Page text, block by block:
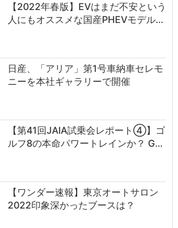
【2022年春版】EVはまだ不安という
人にもオススメな国産PHEVモデル…
日産、「アリア」第1号車納車セレモ
ニーを本社ギャラリーで開催
【第41回JAIA試乗会レポート④】ゴ
ルフ8の本命パワートレインか？ G…
【ワンダー速報】東京オートサロン
2022印象深かったブースは？